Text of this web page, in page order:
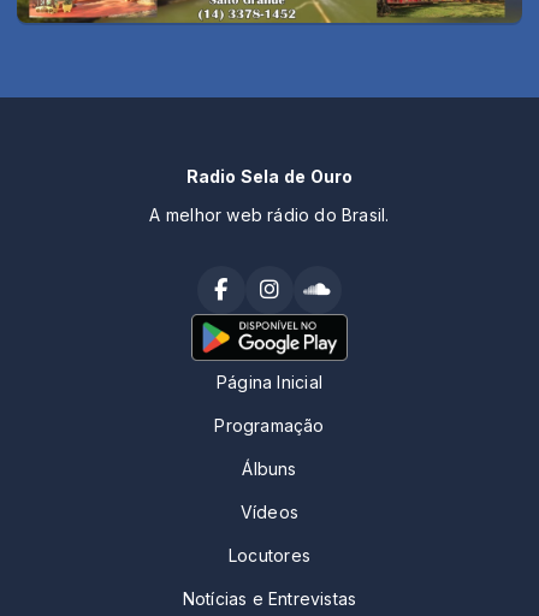
Radio Sela de Ouro
A melhor web rádio do Brasil.
Página Inicial
Programação
Álbuns
Vídeos
Locutores
Notícias e Entrevistas